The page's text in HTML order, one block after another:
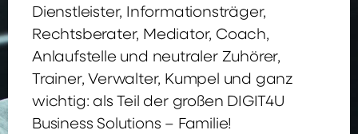
Dienstleister, Informationsträger,
Rechtsberater, Mediator, Coach,
Anlaufstelle und neutraler Zuhörer,
Trainer, Verwalter, Kumpel und ganz
wichtig: als Teil der großen DIGIT4U
Business Solutions – Familie!